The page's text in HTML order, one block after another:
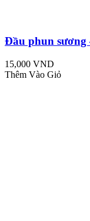
Đầu phun sương
15,000 VND
Thêm Vào Giỏ